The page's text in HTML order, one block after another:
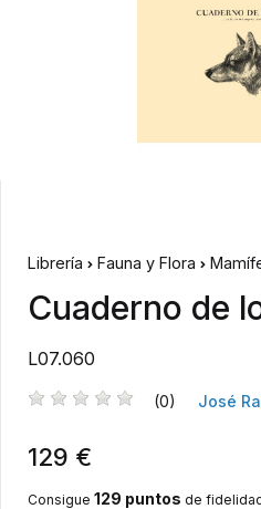
Librería Fauna y Flora
Cuaderno de
L07.060
(0) José
129 €
Consigue 129 puntos de